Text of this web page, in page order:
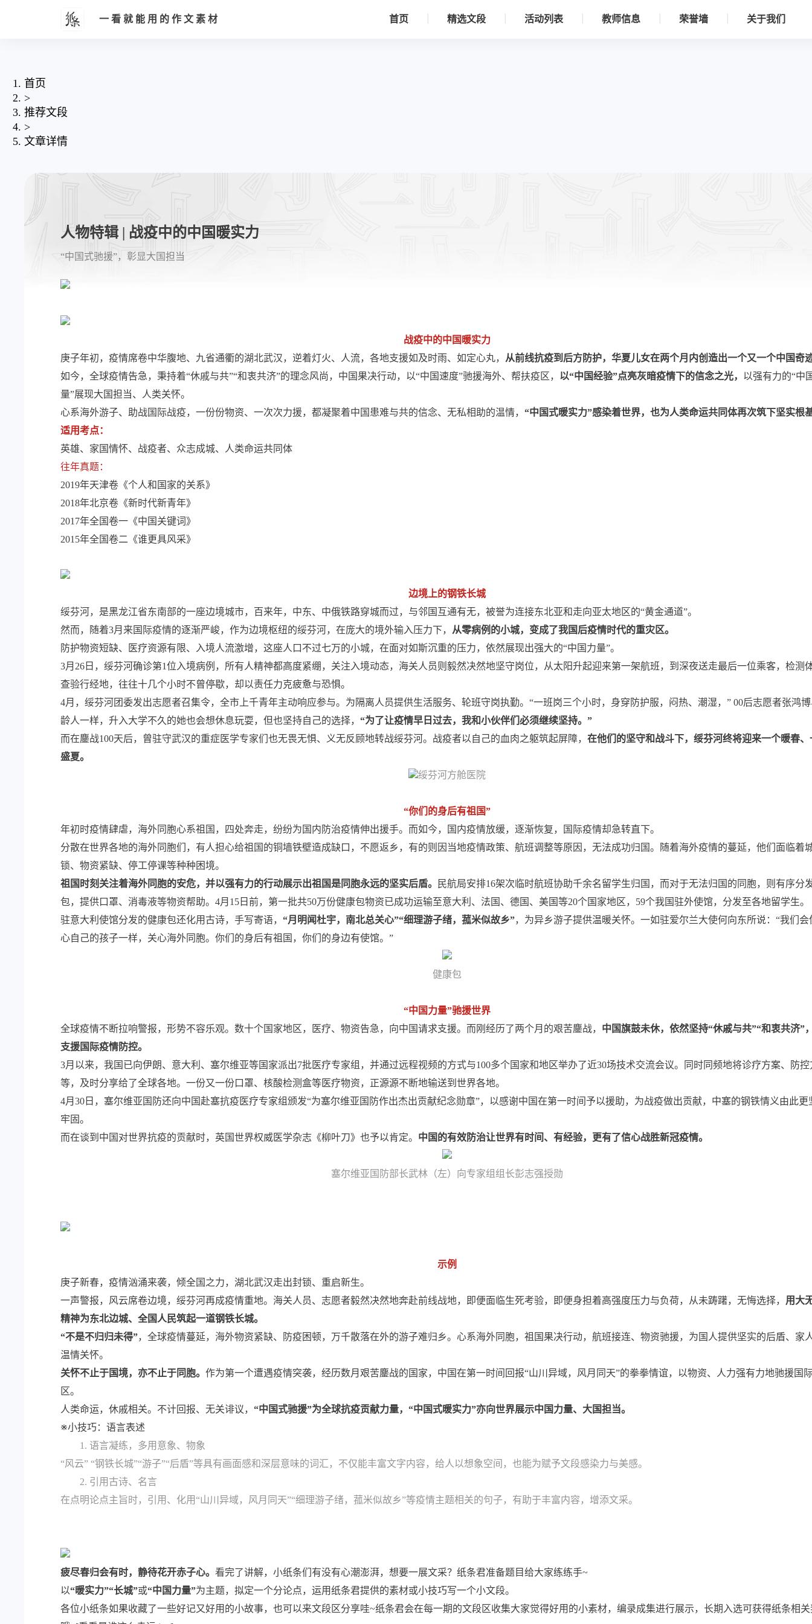
一看就能用的作文素材 首页 精选文段 活动列表 教师信息 荣誉墙 关于我们
首页
>
推荐文段
>
文章详情
人物特辑 | 战疫中的中国暖实力
“中国式驰援”，彰显大国担当
战疫中的中国暖实力
庚子年初，疫情席卷中华腹地、九省通衢的湖北武汉，逆着灯火、人流，各地支援如及时雨、如定心丸， 从前线抗疫到后方防护，华夏儿女在两个月内创造出一个又一个中国奇
如今，全球疫情告急，秉持着“休戚与共”“和衷共济”的理念风尚，中国果决行动，以“中国速度”驰援海外、帮扶疫区， 以“中国经验”点亮灰暗疫情下的信念之光， 以强有力的“中
量”展现大国担当、人类关怀。
心系海外游子、助战国际战疫，一份份物资、一次次力援，都凝聚着中国患难与共的信念、无私相助的温情， “中国式暖实力”感染着世界，也为人类命运共同体再次筑下坚实根
适用考点：
英雄、家国情怀、战疫者、众志成城、人类命运共同体
往年真题：
2019年天津卷《个人和国家的关系》
2018年北京卷《新时代新青年》
2017年全国卷一《中国关键词》
2015年全国卷二《谁更具风采》
边境上的钢铁长城
绥芬河，是黑龙江省东南部的一座边境城市，百来年，中东、中俄铁路穿城而过，与邻国互通有无，被誉为连接东北亚和走向亚太地区的“黄金通道”。
然而，随着3月来国际疫情的逐渐严峻，作为边境枢纽的绥芬河，在庞大的境外输入压力下， 从零病例的小城，变成了我国后疫情时代的重灾区。
防护物资短缺、医疗资源有限、入境人流激增，这座人口不过七万的小城，在面对如斯沉重的压力，依然展现出强大的“中国力量”。
3月26日，绥芬河确诊第1位入境病例，所有人精神都高度紧绷，关注入境动态，海关人员则毅然决然地坚守岗位，从太阳升起迎来第一架航班，到深夜送走最后一位乘客，检测
查验行经地，往往十几个小时不曾停歇，却以责任力克疲惫与恐惧。
4月，绥芬河团委发出志愿者召集令，全市上千青年主动响应参与。为隔离人员提供生活服务、轮班守岗执勤。“一班岗三个小时，身穿防护服，闷热、潮湿，” 00后志愿者张鸿
龄人一样，升入大学不久的她也会想休息玩耍，但也坚持自己的选择， “为了让疫情早日过去，我和小伙伴们必须继续坚持。”
而在鏖战100天后，曾驻守武汉的重症医学专家们也无畏无惧、义无反顾地转战绥芬河。战疫者以自己的血肉之躯筑起屏障， 在他们的坚守和战斗下，绥芬河终将迎来一个暖春、
盛夏。
绥芬河方舱医院
“你们的身后有祖国”
年初时疫情肆虐，海外同胞心系祖国，四处奔走，纷纷为国内防治疫情伸出援手。而如今，国内疫情放缓，逐渐恢复，国际疫情却急转直下。
分散在世界各地的海外同胞们，有人担心给祖国的铜墙铁壁造成缺口，不愿返乡，有的则因当地疫情政策、航班调整等原因，无法成功归国。随着海外疫情的蔓延，他们面临着
锁、物资紧缺、停工停课等种种困境。
祖国时刻关注着海外同胞的安危，并以强有力的行动展示出祖国是同胞永远的坚实后盾。
民航局安排16架次临时航班协助千余名留学生归国，而对于无法归国的同胞，则有序分
包，提供口罩、消毒液等物资帮助。4月15日前，第一批共50万份健康包物资已成功运输至意大利、法国、德国、美国等20个国家地区，59个我国驻外使馆，分发至各地留学生。
驻意大利使馆分发的健康包还化用古诗，手写寄语， “月明闻杜宇，南北总关心”“细理游子绪，菰米似故乡”，为异乡游子提供温暖关怀。一如驻爱尔兰大使何向东所说：“我们会
心自己的孩子一样，关心海外同胞。你们的身后有祖国，你们的身边有使馆。”
健康包
“中国力量”驰援世界
全球疫情不断拉响警报，形势不容乐观。数十个国家地区，医疗、物资告急，向中国请求支援。而刚经历了两个月的艰苦鏖战， 中国旗鼓未休，依然坚持“休戚与共”“和衷共济”
支援国际疫情防控。
3月以来，我国已向伊朗、意大利、塞尔维亚等国家派出7批医疗专家组，并通过远程视频的方式与100多个国家和地区举办了近30场技术交流会议。同时同频地将诊疗方案、防控
等，及时分享给了全球各地。一份又一份口罩、核酸检测盒等医疗物资，正源源不断地输送到世界各地。
4月30日，塞尔维亚国防还向中国赴塞抗疫医疗专家组颁发“为塞尔维亚国防作出杰出贡献纪念勋章”，以感谢中国在第一时间予以援助，为战疫做出贡献，中塞的钢铁情义由此更
牢固。
而在谈到中国对世界抗疫的贡献时，英国世界权威医学杂志《柳叶刀》也予以肯定。 中国的有效防治让世界有时间、有经验，更有了信心战胜新冠疫情。
塞尔维亚国防部长武林（左）向专家组组长彭志强授勋
示例
庚子新春，疫情汹涌来袭，倾全国之力，湖北武汉走出封锁、重启新生。
一声警报，风云席卷边境，绥芬河再成疫情重地。海关人员、志愿者毅然决然地奔赴前线战地，即便面临生死考验，即便身担着高强度压力与负荷，从未踌躇，无悔选择， 用大
精神为东北边城、全国人民筑起一道钢铁长城。
“不是不归归未得”，全球疫情蔓延，海外物资紧缺、防疫困顿，万千散落在外的游子难归乡。心系海外同胞，祖国果决行动，航班接连、物资驰援，为国人提供坚实的后盾、家
温情关怀。
关怀不止于国境，亦不止于同胞。 作为第一个遭遇疫情突袭，经历数月艰苦鏖战的国家，中国在第一时间回报“山川异域，风月同天”的拳拳情谊，以物资、人力强有力地驰援国
区。
人类命运，休戚相关。不计回报、无关诽议， “中国式驰援”为全球抗疫贡献力量，“中国式暖实力”亦向世界展示中国力量、大国担当。
※小技巧：语言表述
1. 语言凝练，多用意象、物象
“风云” “钢铁长城”“游子”“后盾”等具有画面感和深层意味的词汇，不仅能丰富文字内容，给人以想象空间，也能为赋予文段感染力与美感。
2. 引用古诗、名言
在点明论点主旨时，引用、化用“山川异域，风月同天”“细理游子绪，菰米似故乡”等疫情主题相关的句子，有助于丰富内容，增添文采。
疲尽春归会有时，静待花开赤子心。 看完了讲解，小纸条们有没有心潮澎湃，想要一展文采？纸条君准备题目给大家练练手~
以“暖实力”“长城”或“中国力量”为主题，拟定一个分论点，运用纸条君提供的素材或小技巧写一个小文段。
各位小纸条如果收藏了一些好记又好用的小故事，也可以来文段区分享哇~纸条君会在每一期的文段区收集大家觉得好用的小素材，编录成集进行展示，长期入选可获得纸条相